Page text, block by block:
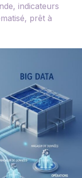
indicateurs
prêt à